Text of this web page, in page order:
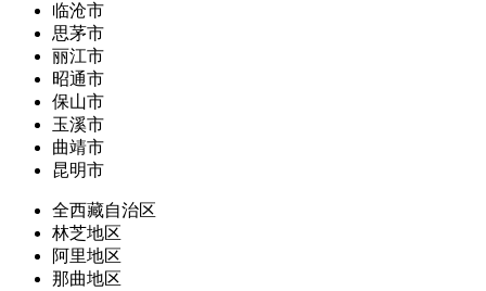
临沧市
思茅市
丽江市
昭通市
保山市
玉溪市
曲靖市
昆明市
全西藏自治区
林芝地区
阿里地区
那曲地区